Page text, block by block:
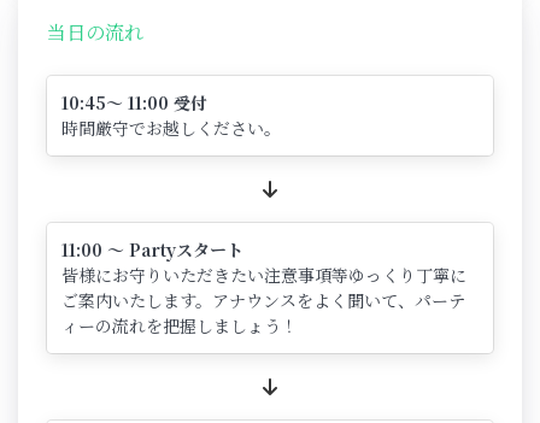
当日の流れ
10:45～ 11:00 受付
時間厳守でお越しください。
11:00 ～ Partyスタート
皆様にお守りいただきたい注意事項等ゆっくり丁寧に
ご案内いたします。アナウンスをよく聞いて、パーテ
ィーの流れを把握しましょう！